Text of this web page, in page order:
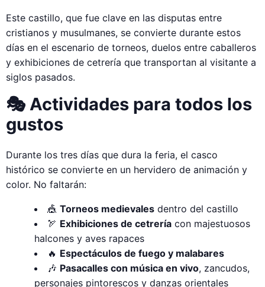
Este castillo, que fue clave en las disputas entre
cristianos y musulmanes, se convierte durante estos
días en el escenario de torneos, duelos entre caballeros
y exhibiciones de cetrería que transportan al visitante a
siglos pasados.
🎭 Actividades para todos los
gustos
Durante los tres días que dura la feria, el casco
histórico se convierte en un hervidero de animación y
color. No faltarán:
🎪 Torneos medievales dentro del castillo
🏹 Exhibiciones de cetrería con majestuosos
halcones y aves rapaces
🔥 Espectáculos de fuego y malabares
🎶 Pasacalles con música en vivo, zancudos,
personajes pintorescos y danzas orientales